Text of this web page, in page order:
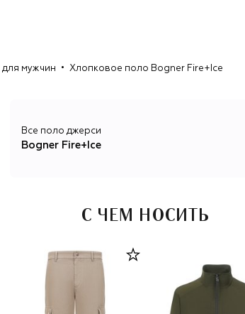
для мужчин Хлопковое поло Bogner Fire+Ice
Все поло джерси
Bogner Fire+Ice
С ЧЕМ НОСИТЬ